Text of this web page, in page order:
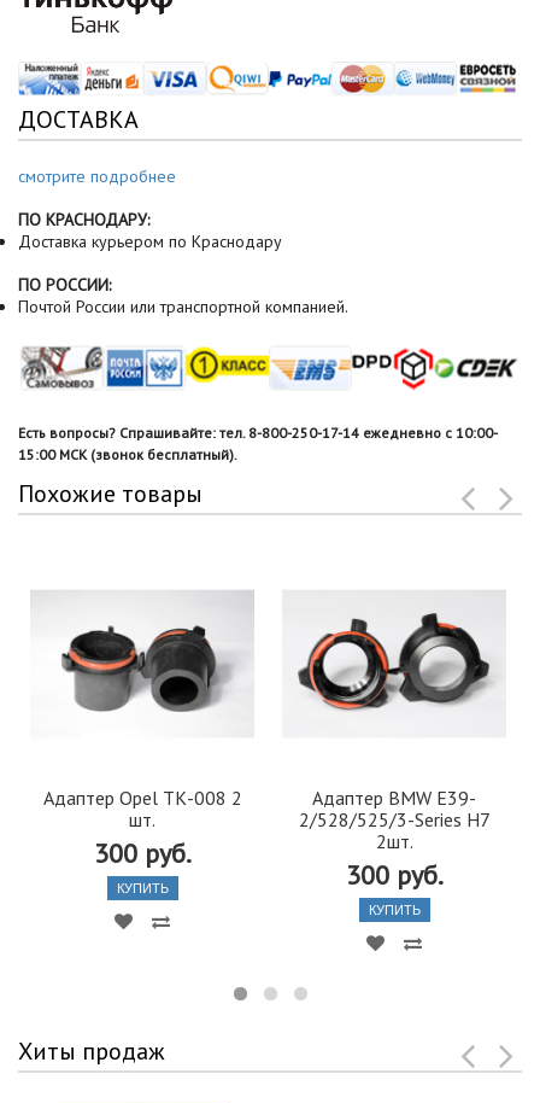
ДОСТАВКА
смотрите подробнее
ПО КРАСНОДАРУ:
Доставка курьером по Краснодару
ПО РОССИИ:
Почтой России или транспортной компанией.
Есть вопросы? Спрашивайте: тел. 8-800-250-17-14 ежедневно с 10:00-
15:00 МСК (звонок бесплатный).
Похожие товары
Адаптер Opel ТК-008 2
шт.
300 руб.
КУПИТЬ
Адаптер BMW E39-
2/528/525/3-Series H7
2шт.
300 руб.
КУПИТЬ
Хиты продаж